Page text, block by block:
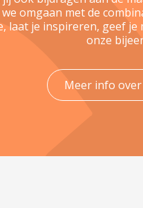
omgaan met de
laat je inspireren, geef
onze
Meer info